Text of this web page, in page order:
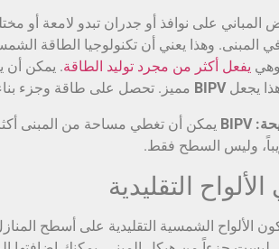
المباني على نوافذ أو جدران تبدو لامعة أو
المبنى. وهذا يعني أن تكنولوجيا الطاقة
وهي يفعل أكثر من مجرد توليد الطاقة. يمكن أن
يجعلBIPV مميز. تحصل على طاقة وجزء
BIPV يمكن أن تغطي مساحة من المبنى
وليس السطح فقط.
التقليدية
الألواح الشمسية التقليدية على أسطح